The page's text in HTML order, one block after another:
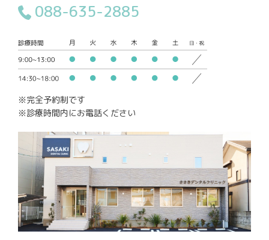
088-635-2885
※完全予約制です
※診療時間内にお電話ください